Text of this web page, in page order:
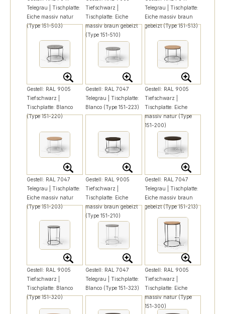
Telegrau | Tischplatte:
Eiche massiv natur
(Type 151-503)
Tiefschwarz |
Tischplatte: Eiche
massiv braun gebeizt
(Type 151-510)
Telegrau | Tischplatte:
Eiche massiv braun
gebeizt (Type 151-513)
Gestell: RAL 9005
Tiefschwarz |
Tischplatte: Blanco
(Type 151-220)
Gestell: RAL 7047
Telegrau | Tischplatte:
Blanco (Type 151-223)
Gestell: RAL 9005
Tiefschwarz |
Tischplatte: Eiche
massiv natur (Type
151-200)
Gestell: RAL 7047
Telegrau | Tischplatte:
Eiche massiv natur
(Type 151-203)
Gestell: RAL 9005
Tiefschwarz |
Tischplatte: Eiche
massiv braun gebeizt
(Type 151-210)
Gestell: RAL 7047
Telegrau | Tischplatte:
Eiche massiv braun
gebeizt (Type 151-213)
Gestell: RAL 9005
Tiefschwarz |
Tischplatte: Blanco
(Type 151-320)
Gestell: RAL 7047
Telegrau | Tischplatte:
Blanco (Type 151-323)
Gestell: RAL 9005
Tiefschwarz |
Tischplatte: Eiche
massiv natur (Type
151-300)